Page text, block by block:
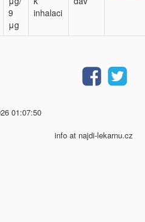
9
μg
inhalaci
01:07:50
info at najdi-lekarnu.cz